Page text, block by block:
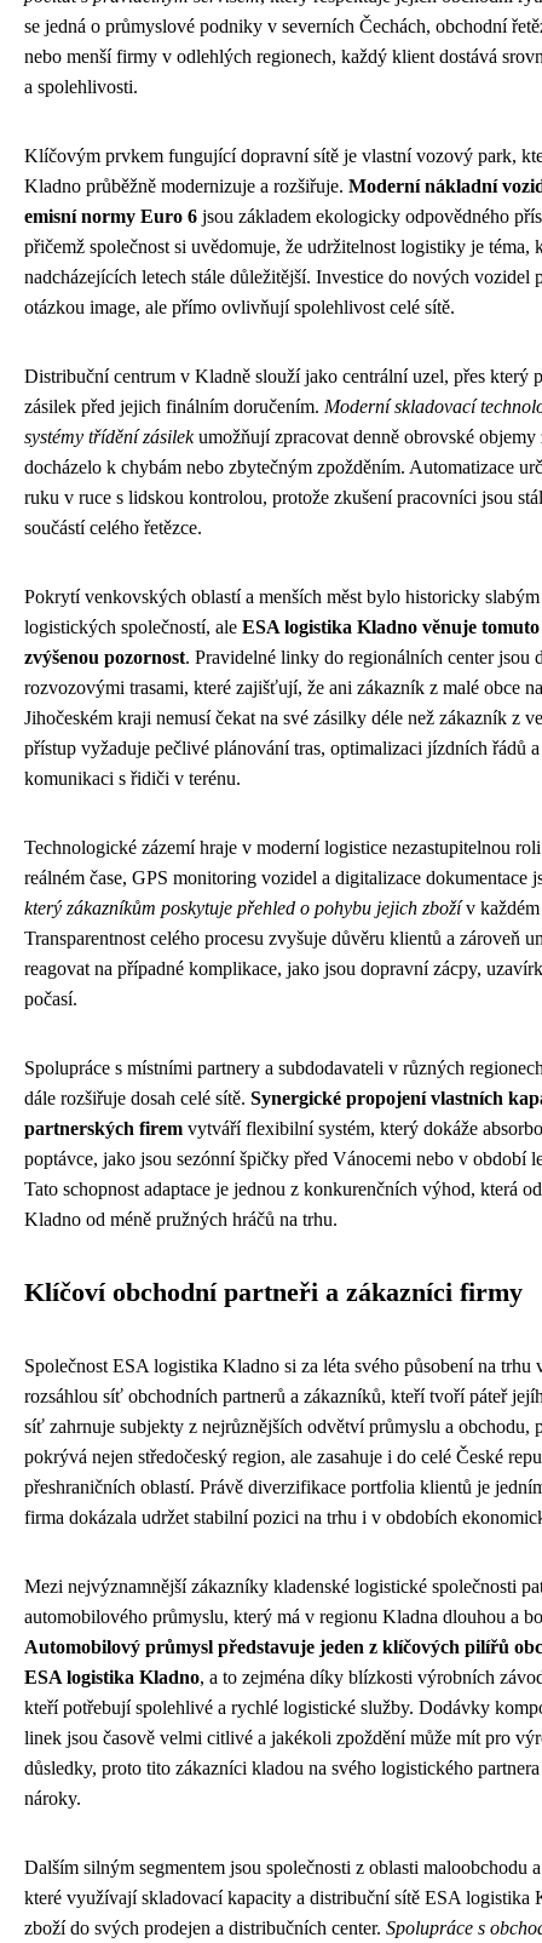
se jedná o průmyslové podniky v severních Čechách, obchodní
nebo menší firmy v odlehlých regionech, každý klient dostává
a spolehlivosti.
Klíčovým prvkem fungující dopravní sítě je vlastní vozový park,
Kladno průběžně modernizuje a rozšiřuje. Moderní nákladní
emisní normy Euro 6 jsou základem ekologicky odpovědného
přičemž společnost si uvědomuje, že udržitelnost logistiky je téma,
nadcházejících letech stále důležitější. Investice do nových vozidel
otázkou image, ale přímo ovlivňují spolehlivost celé sítě.
Distribuční centrum v Kladně slouží jako centrální uzel, přes který
zásilek před jejich finálním doručením. Moderní skladovací
systémy třídění zásilekumožňují zpracovat denně obrovské objemy
docházelo k chybám nebo zbytečným zpožděním. Automatizace
ruku v ruce s lidskou kontrolou, protože zkušení pracovníci jsou
součástí celého řetězce.
Pokrytí venkovských oblastí a menších měst bylo historicky
logistických společností, ale ESA logistika Kladno věnuje tomuto
zvýšenou pozornost. Pravidelné linky do regionálních center
rozvozovými trasami, které zajišťují, že ani zákazník z malé obce
Jihočeském kraji nemusí čekat na své zásilky déle než zákazník z
přístup vyžaduje pečlivé plánování tras, optimalizaci jízdních řádů
komunikaci s řidiči v terénu.
Technologické zázemí hraje v moderní logistice nezastupitelnou
reálném čase, GPS monitoring vozidel a digitalizace dokumentace
který zákazníkům poskytuje přehled o pohybu jejich zbožív každém
Transparentnost celého procesu zvyšuje důvěru klientů a zároveň
reagovat na případné komplikace, jako jsou dopravní zácpy,
počasí.
Spolupráce s místními partnery a subdodavateli v různých
dále rozšiřuje dosah celé sítě. Synergické propojení vlastních
partnerských firem vytváří flexibilní systém, který dokáže
poptávce, jako jsou sezónní špičky před Vánocemi nebo v období
Tato schopnost adaptace je jednou z konkurenčních výhod, která
Kladno od méně pružných hráčů na trhu.
Klíčoví obchodní partneři a zákazníci firmy
Společnost ESA logistika Kladno si za léta svého působení na trhu
rozsáhlou síť obchodních partnerů a zákazníků, kteří tvoří páteř
síť zahrnuje subjekty z nejrůznějších odvětví průmyslu a obchodu,
pokrývá nejen středočeský region, ale zasahuje i do celé České
přeshraničních oblastí. Právě diverzifikace portfolia klientů je
firma dokázala udržet stabilní pozici na trhu i v obdobích
Mezi nejvýznamnější zákazníky kladenské logistické společnosti
automobilového průmyslu, který má v regionu Kladna dlouhou a
Automobilový průmysl představuje jeden z klíčových pilířů
ESA logistika Kladno, a to zejména díky blízkosti výrobních
kteří potřebují spolehlivé a rychlé logistické služby. Dodávky
linek jsou časově velmi citlivé a jakékoli zpoždění může mít pro
důsledky, proto tito zákazníci kladou na svého logistického
nároky.
Dalším silným segmentem jsou společnosti z oblasti maloobchodu
které využívají skladovací kapacity a distribuční sítě ESA logistika
zboží do svých prodejen a distribučních center. Spolupráce s